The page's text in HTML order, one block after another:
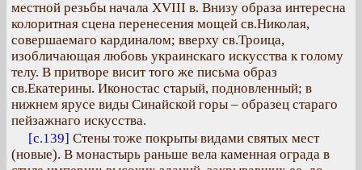
местной резьбы начала XVIII в. Внизу образа интересна
колоритная сцена перенесения мощей св.Николая,
совершаемаго кардиналом; вверху св.Троица,
изобличающая любовь украинскаго искусства к голому
телу. В притворе висит того же письма образ
св.Екатерины. Иконостас старый, подновленный; в
нижнем ярусе виды Синайской горы – образец стараго
пейзажнаго искусства.
[с.139] Стены тоже покрыты видами святых мест
(новые). В монастырь раньше вела каменная ограда в